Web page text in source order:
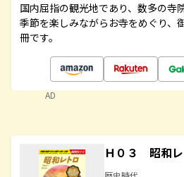
国内屈指の観光地であり、数多の寺
季節を楽しみながらお寺をめぐり、
冊です。
AD
Ｈ０３ 昭和